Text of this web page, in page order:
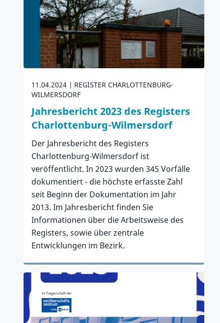
11.04.2024
REGISTER CHARLOTTENBURG-
WILMERSDORF
Jahresbericht 2023 des Registers
Charlottenburg-Wilmersdorf
Der Jahresbericht des Registers
Charlottenburg-Wilmersdorf ist
veröffentlicht. In 2023 wurden 345 Vorfälle
dokumentiert - die höchste erfasste Zahl
seit Beginn der Dokumentation im Jahr
2013. Im Jahresbericht finden Sie
Informationen über die Arbeitsweise des
Registers, sowie über zentrale
Entwicklungen im Bezirk.
Zum Artikel